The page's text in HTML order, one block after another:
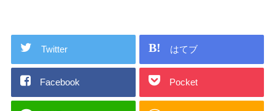
Twitter はてブ
Facebook Pocket